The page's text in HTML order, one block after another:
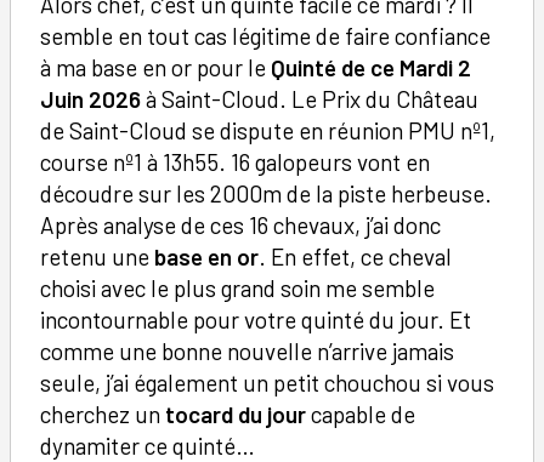
semble en tout cas légitime de faire confiance
à ma base en or pour le Quinté de ce Mardi 2
Juin 2026à Saint-Cloud. Le Prix du Château
de Saint-Cloud se dispute en réunion PMU nº1,
course nº1 à 13h55. 16 galopeurs vont en
découdre sur les 2000m de la piste herbeuse.
Après analyse de ces 16 chevaux, j’ai donc
retenu une base en or. En effet, ce cheval
choisi avec le plus grand soin me semble
incontournable pour votre quinté du jour. Et
comme une bonne nouvelle n’arrive jamais
seule, j’ai également un petit chouchou si vous
cherchez un tocard du jourcapable de
dynamiter ce quinté…